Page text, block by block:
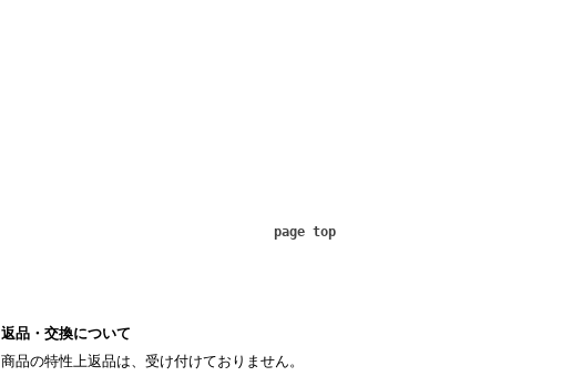
page top
返品・交換について
商品の特性上返品は、受け付けておりません。